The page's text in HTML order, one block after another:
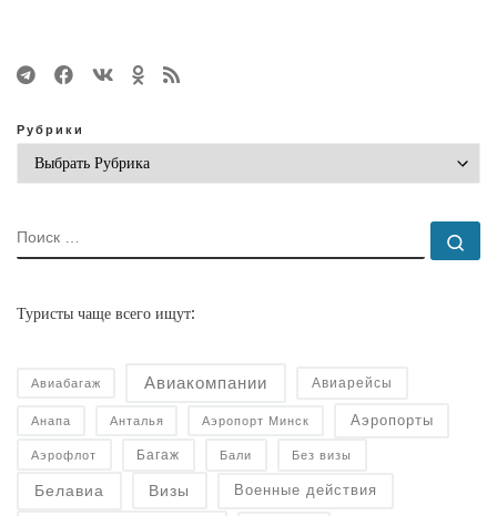
Рубрики
ПОИСК
Туристы чаще всего ищут:
Авиабагаж Авиакомпании Авиарейсы
Анапа Анталья Аэропорт Минск Аэропорты
Аэрофлот Багаж Бали Без визы
Белавиа Визы Военные действия